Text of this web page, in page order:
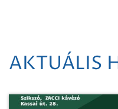
AKTUÁLIS